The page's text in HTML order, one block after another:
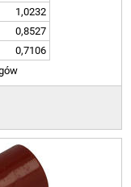
1,0232
0,8527
0,7106